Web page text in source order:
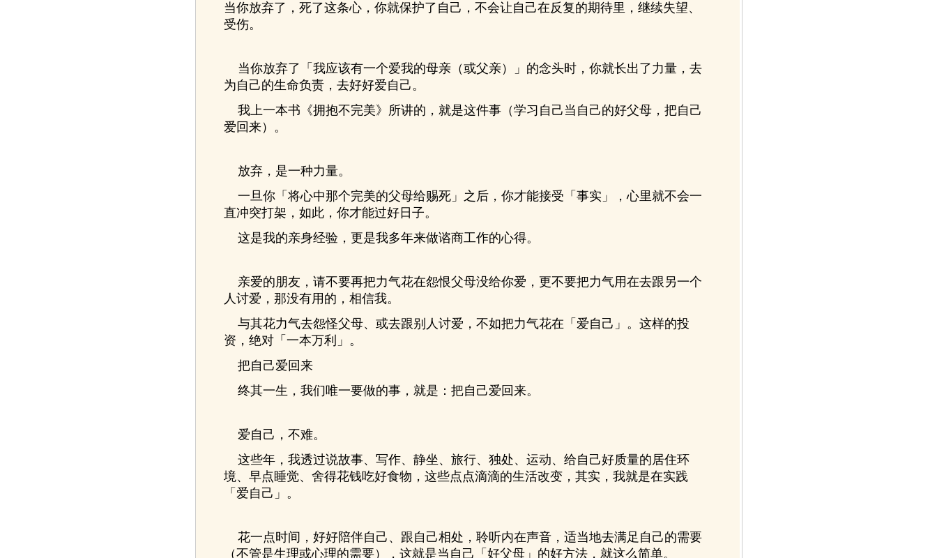
当你放弃了，死了这条心，你就保护了自己，不会让自己在反复的期待里，继续失望、
受伤。
当你放弃了「我应该有一个爱我的母亲（或父亲）」的念头时，你就长出了力量，去
为自己的生命负责，去好好爱自己。
我上一本书《拥抱不完美》所讲的，就是这件事（学习自己当自己的好父母，把自己
爱回来）。
放弃，是一种力量。
一旦你「将心中那个完美的父母给赐死」之后，你才能接受「事实」，心里就不会一
直冲突打架，如此，你才能过好日子。
这是我的亲身经验，更是我多年来做谘商工作的心得。
亲爱的朋友，请不要再把力气花在怨恨父母没给你爱，更不要把力气用在去跟另一个
人讨爱，那没有用的，相信我。
与其花力气去怨怪父母、或去跟别人讨爱，不如把力气花在「爱自己」。这样的投
资，绝对「一本万利」。
把自己爱回来
终其一生，我们唯一要做的事，就是：把自己爱回来。
爱自己，不难。
这些年，我透过说故事、写作、静坐、旅行、独处、运动、给自己好质量的居住环
境、早点睡觉、舍得花钱吃好食物，这些点点滴滴的生活改变，其实，我就是在实践
「爱自己」。
花一点时间，好好陪伴自己、跟自己相处，聆听内在声音，适当地去满足自己的需要
（不管是生理或心理的需要），这就是当自己「好父母」的好方法，就这么简单。